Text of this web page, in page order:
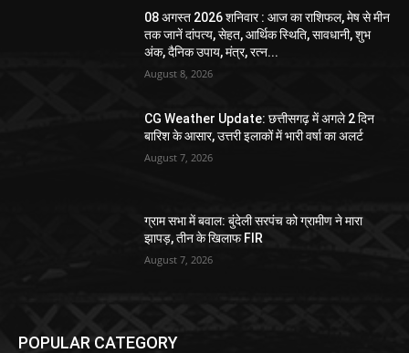
08 अगस्त 2026 शनिवार : आज का राशिफल, मेष से मीन
तक जानें दांपत्य, सेहत, आर्थिक स्थिति, सावधानी, शुभ
अंक, दैनिक उपाय, मंत्र, रत्न...
August 8, 2026
CG Weather Update: छत्तीसगढ़ में अगले 2 दिन
बारिश के आसार, उत्तरी इलाकों में भारी वर्षा का अलर्ट
August 7, 2026
ग्राम सभा में बवाल: बुंदेली सरपंच को ग्रामीण ने मारा
झापड़, तीन के खिलाफ FIR
August 7, 2026
POPULAR CATEGORY